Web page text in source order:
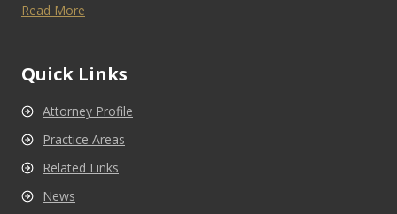
Read More
Quick Links
Attorney Profile
Practice Areas
Related Links
News